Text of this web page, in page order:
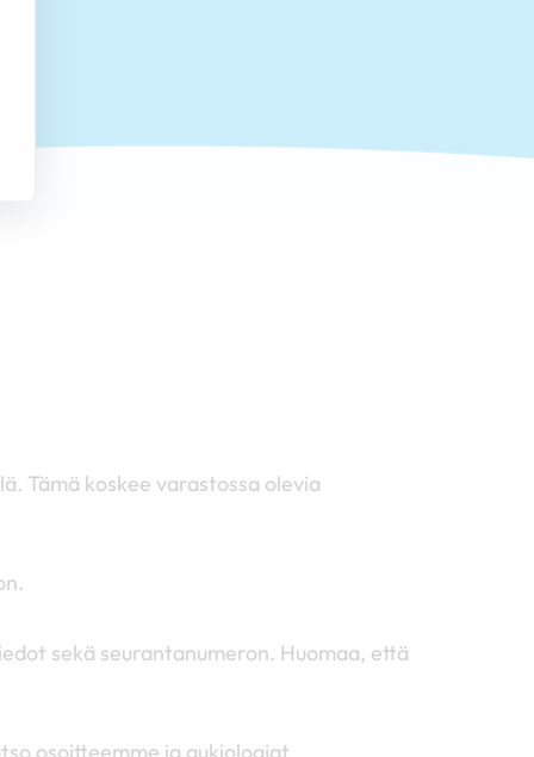
Tämä koskee varastossa olevia
sekä seurantanumeron. Huomaa, että